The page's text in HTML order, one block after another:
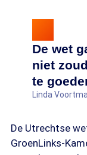
De wet
niet
te
Linda
De Utrechtse
GroenLinks-